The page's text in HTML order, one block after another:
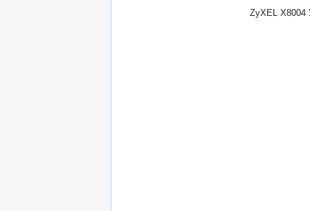
ZyXEL X8004